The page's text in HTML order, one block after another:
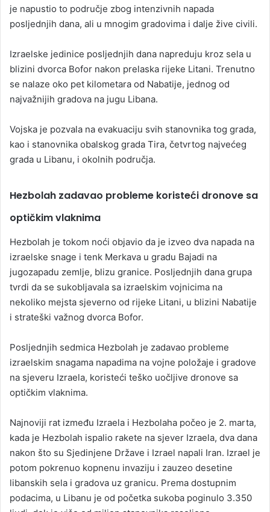
je napustio to područje zbog intenzivnih napada
posljednjih dana, ali u mnogim gradovima i dalje žive civili.
Izraelske jedinice posljednjih dana napreduju kroz sela u
blizini dvorca Bofor nakon prelaska rijeke Litani. Trenutno
se nalaze oko pet kilometara od Nabatije, jednog od
najvažnijih gradova na jugu Libana.
Vojska je pozvala na evakuaciju svih stanovnika tog grada,
kao i stanovnika obalskog grada Tira, četvrtog najvećeg
grada u Libanu, i okolnih područja.
Hezbolah zadavao probleme koristeći dronove sa
optičkim vlaknima
Hezbolah je tokom noći objavio da je izveo dva napada na
izraelske snage i tenk Merkava u gradu Bajadi na
jugozapadu zemlje, blizu granice. Posljednjih dana grupa
tvrdi da se sukobljavala sa izraelskim vojnicima na
nekoliko mejsta sjeverno od rijeke Litani, u blizini Nabatije
i strateški važnog dvorca Bofor.
Posljednjih sedmica Hezbolah je zadavao probleme
izraelskim snagama napadima na vojne položaje i gradove
na sjeveru Izraela, koristeći teško uočljive dronove sa
optičkim vlaknima.
Najnoviji rat između Izraela i Hezbolaha počeo je 2. marta,
kada je Hezbolah ispalio rakete na sjever Izraela, dva dana
nakon što su Sjedinjene Države i Izrael napali Iran. Izrael je
potom pokrenuo kopnenu invaziju i zauzeo desetine
libanskih sela i gradova uz granicu. Prema dostupnim
podacima, u Libanu je od početka sukoba poginulo 3.350